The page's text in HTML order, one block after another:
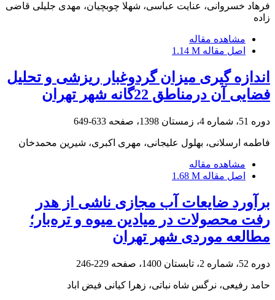
فرهاد خسروانی، عنایت عباسی، شهلا چوبچیان، مهدی جلیلی قاضی
زاده
مشاهده مقاله
اصل مقاله 1.14 M
اندازه ‏گیری میزان گردوغبار ریزشی و تحلیل
فضایی آن درمناطق 22گانه شهر تهران
دوره 51، شماره 4، زمستان 1398، صفحه 633-649
فاطمه ارسلانی، بهلول علیجانی، مهری اکبری، شیرین محمدخان
مشاهده مقاله
اصل مقاله 1.68 M
برآورد ضایعات آب مجازی ناشی از هدر
رفت محصولات در میادین میوه‌ و تره‌بار؛
مطالعه موردی شهر تهران
دوره 52، شماره 2، تابستان 1400، صفحه 229-246
حامد رفیعی، نرگس شاه نباتی، زهرا کیانی فیض اباد